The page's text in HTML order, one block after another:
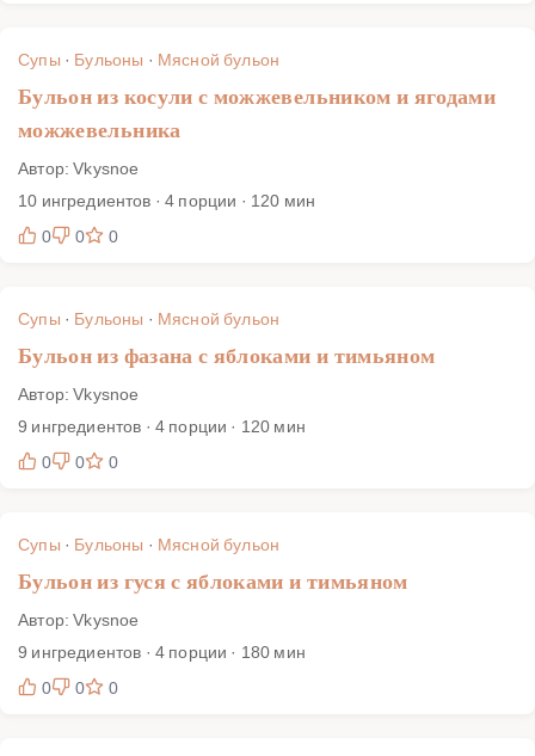
Супы · Бульоны · Мясной бульон
Бульон из косули с можжевельником и ягодами
можжевельника
Автор: Vkysnoe
10 ингредиентов · 4 порции · 120 мин
0
0 0
Супы · Бульоны · Мясной бульон
Бульон из фазана с яблоками и тимьяном
Автор: Vkysnoe
9 ингредиентов · 4 порции · 120 мин
0
0 0
Супы · Бульоны · Мясной бульон
Бульон из гуся с яблоками и тимьяном
Автор: Vkysnoe
9 ингредиентов · 4 порции · 180 мин
0
0 0